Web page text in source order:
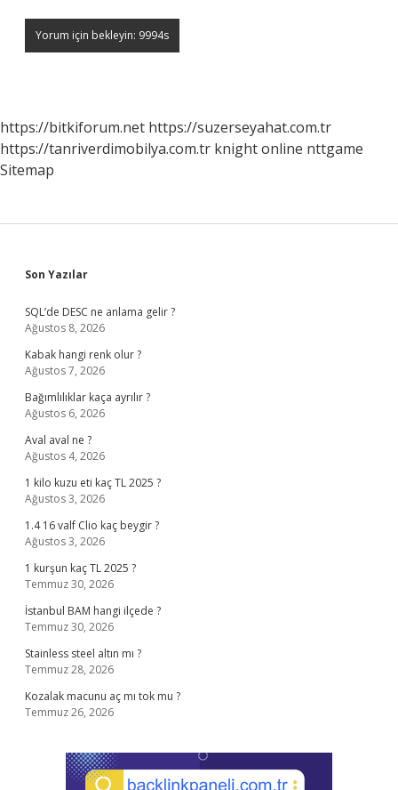
https://bitkiforum.net https://suzerseyahat.com.tr
https://tanriverdimobilya.com.tr knight online nttgame
Sitemap
Sidebar
Son Yazılar
SQL’de DESC ne anlama gelir ?
Ağustos 8, 2026
Kabak hangi renk olur ?
Ağustos 7, 2026
Bağımlılıklar kaça ayrılır ?
Ağustos 6, 2026
Aval aval ne ?
Ağustos 4, 2026
1 kilo kuzu eti kaç TL 2025 ?
Ağustos 3, 2026
1.4 16 valf Clio kaç beygir ?
Ağustos 3, 2026
1 kurşun kaç TL 2025 ?
Temmuz 30, 2026
İstanbul BAM hangi ilçede ?
Temmuz 30, 2026
Stainless steel altın mı ?
Temmuz 28, 2026
Kozalak macunu aç mı tok mu ?
Temmuz 26, 2026